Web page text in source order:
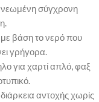
σύγχρονη
βάση το νερό που
γρήγορα.
για χαρτί απλό, φαξ
αντοχής χωρίς